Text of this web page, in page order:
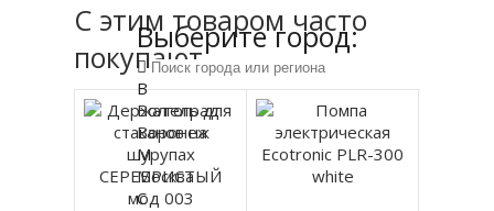
С этим товаром часто
покупают
Выберите город:
В
Волгоград
Воронеж
М
Москва
С